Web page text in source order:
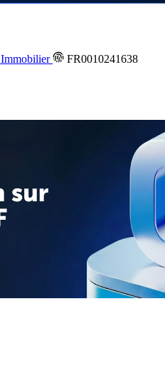
Immobilier FR0010241638